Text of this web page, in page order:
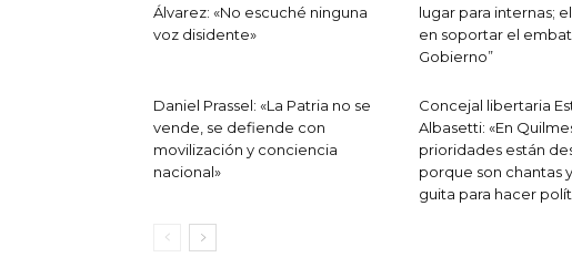
Álvarez: «No escuché ninguna
voz disidente»
lugar para internas;
en soportar el
Gobierno”
Daniel Prassel: «La Patria no se
vende, se defiende con
movilización y conciencia
nacional»
Concejal libertaria
Albasetti: «En
prioridades están
porque son chantas
guita para hacer